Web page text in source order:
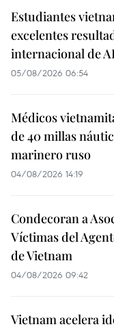
Estudiantes
excelentes
internacional de
05/08/2026 06:54
Médicos
de 40 millas
marinero ruso
04/08/2026 14:19
Condecoran a
Víctimas del
de Vietnam
04/08/2026 09:42
Vietnam acelera